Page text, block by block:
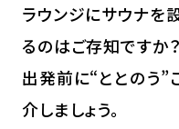
ラウンジにサウナを
るのはご存知ですか？
出発前に“ととのう”
介しましょう。